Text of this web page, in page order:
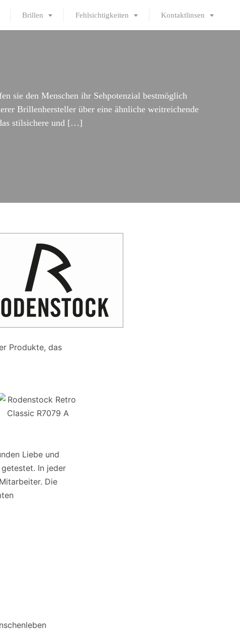
Brillen Fehlsichtigkeiten Kontaktlinsen
sie den Menschen ihr Sehpotenzial bestmöglich
Brillenhersteller über eine ähnliche weitreichende
stilsichere und […]
Produkte, das
Liebe und
In jeder
Die